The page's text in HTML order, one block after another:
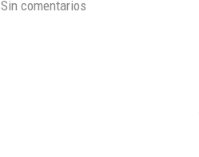
Sin comentarios